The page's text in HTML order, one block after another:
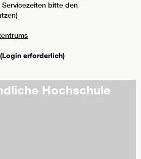
bitte den
(Login erforderlich)
Hochschule